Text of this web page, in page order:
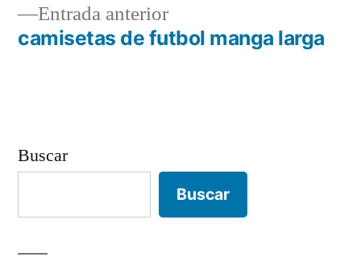
entradas
Entrada anteriorEntrada
anterior:
camisetas de futbol manga larga
Buscar
Buscar